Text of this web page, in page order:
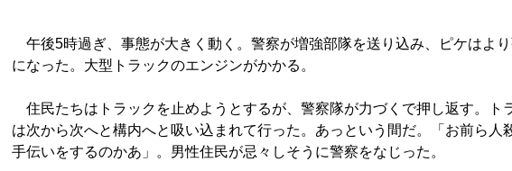
午後5時過ぎ、事態が大きく動く。警察が増強部隊を送り込み、ピケはよ
になった。大型トラックのエンジンがかかる。
住民たちはトラックを止めようとするが、警察隊が力づくで押し返す。ト
は次から次へと構内へと吸い込まれて行った。あっという間だ。「お前ら人
手伝いをするのかあ」。男性住民が忌々しそうに警察をなじった。